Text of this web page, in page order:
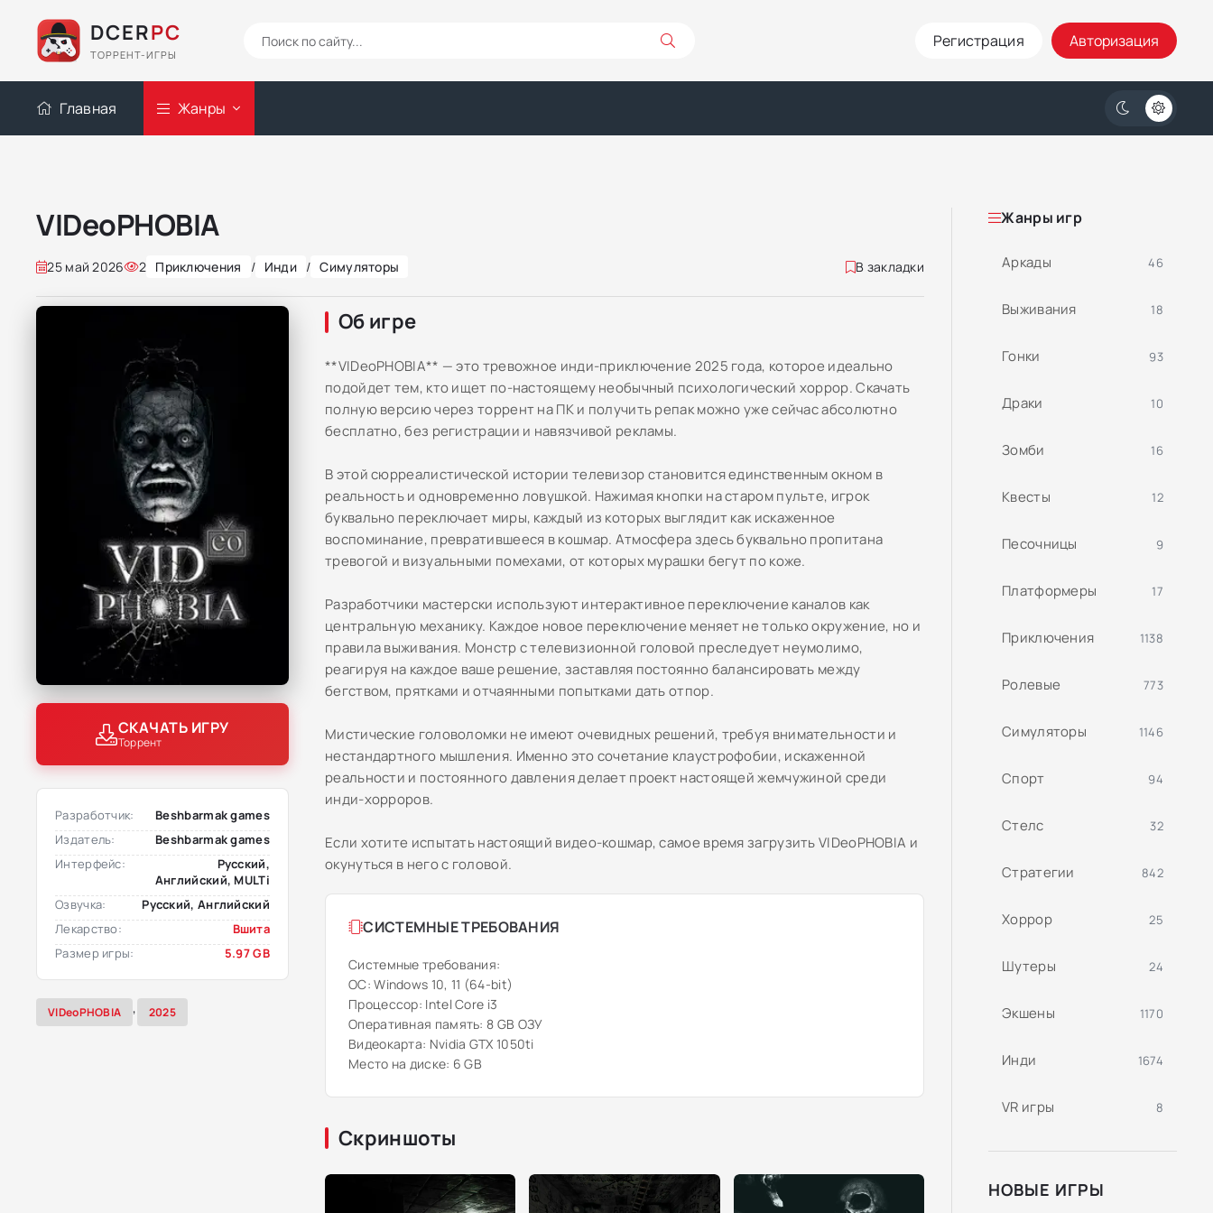
DCERPC
ТОРРЕНТ-ИГРЫ
Регистрация Авторизация
Главная Жанры
VIDeoPHOBIA
25 май 2026 2 Приключения / Инди / Симуляторы В закладки
СКАЧАТЬ ИГРУ
Торрент
Разработчик:
Beshbarmak games
Издатель:
Beshbarmak games
Интерфейс:
Русский,
Английский, MULTi
Озвучка:
Русский, Английский
Лекарство:
Вшита
Размер игры:
5.97 GB
VIDeoPHOBIA , 2025
Об игре
**VIDeoPHOBIA** — это тревожное инди-приключение 2025 года, которое идеально
подойдет тем, кто ищет по-настоящему необычный психологический хоррор. Скачать
полную версию через торрент на ПК и получить репак можно уже сейчас абсолютно
бесплатно, без регистрации и навязчивой рекламы.
В этой сюрреалистической истории телевизор становится единственным окном в
реальность и одновременно ловушкой. Нажимая кнопки на старом пульте, игрок
буквально переключает миры, каждый из которых выглядит как искаженное
воспоминание, превратившееся в кошмар. Атмосфера здесь буквально пропитана
тревогой и визуальными помехами, от которых мурашки бегут по коже.
Разработчики мастерски используют интерактивное переключение каналов как
центральную механику. Каждое новое переключение меняет не только окружение, но и
правила выживания. Монстр с телевизионной головой преследует неумолимо,
реагируя на каждое ваше решение, заставляя постоянно балансировать между
бегством, прятками и отчаянными попытками дать отпор.
Мистические головоломки не имеют очевидных решений, требуя внимательности и
нестандартного мышления. Именно это сочетание клаустрофобии, искаженной
реальности и постоянного давления делает проект настоящей жемчужиной среди
инди-хорроров.
Если хотите испытать настоящий видео-кошмар, самое время загрузить VIDeoPHOBIA и
окунуться в него с головой.
СИСТЕМНЫЕ ТРЕБОВАНИЯ
Системные требования:
ОС: Windows 10, 11 (64-bit)
Процессор: Intel Core i3
Оперативная память: 8 GB ОЗУ
Видеокарта: Nvidia GTX 1050ti
Место на диске: 6 GB
Скриншоты
Жанры игр
Аркады 46
Выживания 18
Гонки 93
Драки 10
Зомби 16
Квесты 12
Песочницы 9
Платформеры 17
Приключения 1138
Ролевые 773
Симуляторы 1146
Спорт 94
Стелс 32
Стратегии 842
Хоррор 25
Шутеры 24
Экшены 1170
Инди 1674
VR игры 8
НОВЫЕ ИГРЫ